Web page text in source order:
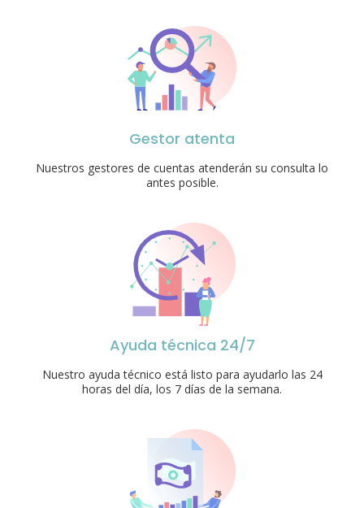
Gestor atenta
Nuestros gestores de cuentas atenderán su consulta lo
antes posible.
Ayuda técnica 24/7
Nuestro ayuda técnico está listo para ayudarlo las 24
horas del día, los 7 días de la semana.